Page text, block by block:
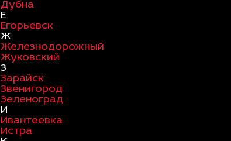
Дубна
Е
Егорьевск
Ж
Железнодорожный
Жуковский
З
Зарайск
Звенигород
Зеленоград
И
Ивантеевка
Истра